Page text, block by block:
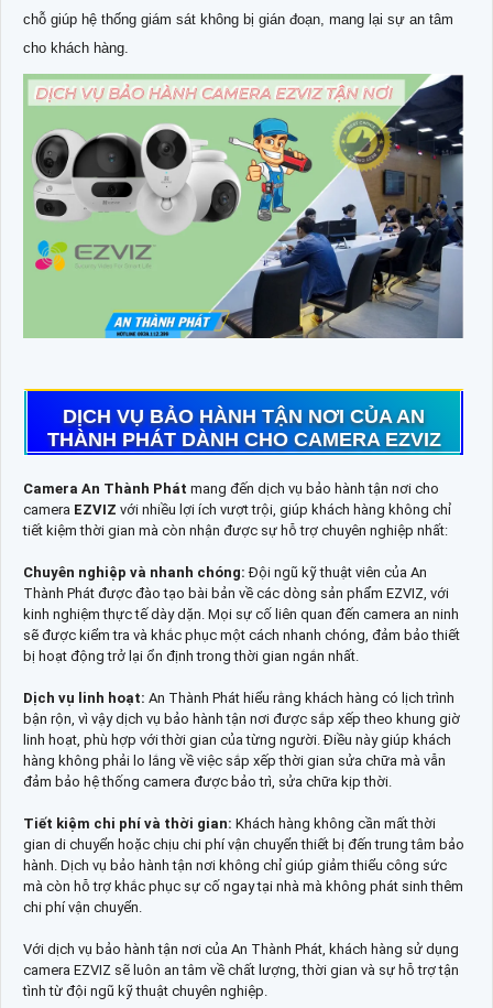
chỗ giúp hệ thống giám sát không bị gián đoạn, mang lại sự an tâm
cho khách hàng.
DỊCH VỤ BẢO HÀNH TẬN NƠI CỦA AN
THÀNH PHÁT DÀNH CHO CAMERA EZVIZ
Camera An Thành Phát mang đến dịch vụ bảo hành tận nơi cho
camera EZVIZ với nhiều lợi ích vượt trội, giúp khách hàng không chỉ
tiết kiệm thời gian mà còn nhận được sự hỗ trợ chuyên nghiệp nhất:
Chuyên nghiệp và nhanh chóng: Đội ngũ kỹ thuật viên của An
Thành Phát được đào tạo bài bản về các dòng sản phẩm EZVIZ, với
kinh nghiệm thực tế dày dặn. Mọi sự cố liên quan đến camera an ninh
sẽ được kiểm tra và khắc phục một cách nhanh chóng, đảm bảo thiết
bị hoạt động trở lại ổn định trong thời gian ngắn nhất.
Dịch vụ linh hoạt: An Thành Phát hiểu rằng khách hàng có lịch trình
bận rộn, vì vậy dịch vụ bảo hành tận nơi được sắp xếp theo khung giờ
linh hoạt, phù hợp với thời gian của từng người. Điều này giúp khách
hàng không phải lo lắng về việc sắp xếp thời gian sửa chữa mà vẫn
đảm bảo hệ thống camera được bảo trì, sửa chữa kịp thời.
Tiết kiệm chi phí và thời gian: Khách hàng không cần mất thời
gian di chuyển hoặc chịu chi phí vận chuyển thiết bị đến trung tâm bảo
hành. Dịch vụ bảo hành tận nơi không chỉ giúp giảm thiểu công sức
mà còn hỗ trợ khắc phục sự cố ngay tại nhà mà không phát sinh thêm
chi phí vận chuyển.
Với dịch vụ bảo hành tận nơi của An Thành Phát, khách hàng sử dụng
camera EZVIZ sẽ luôn an tâm về chất lượng, thời gian và sự hỗ trợ tận
tình từ đội ngũ kỹ thuật chuyên nghiệp.